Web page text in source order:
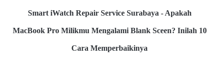
Smart iWatch Repair Service Surabaya - Apakah
MacBook Pro Milikmu Mengalami Blank Sceen? Inilah 10
Cara Memperbaikinya